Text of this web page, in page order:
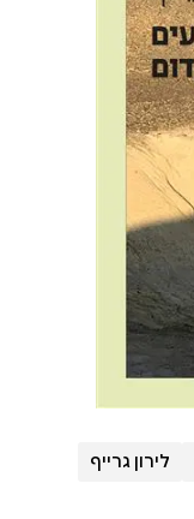
לירון גרייף